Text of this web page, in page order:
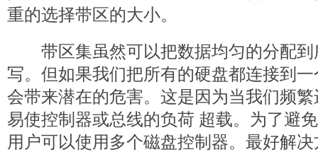
重的选择带区的大小。
带区集虽然可以把数据均匀的分配到
写。但如果我们把所有的硬盘都连接到
会带来潜在的危害。这是因为当我们频
易使控制器或总线的负荷 超载。为了避
用户可以使用多个磁盘控制器。最好解